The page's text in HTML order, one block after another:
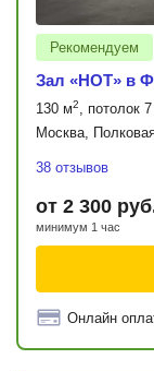
Рекомендуем
Зал «HOT» в
130 м2, потолок
Москва,
38 отзывов
от 2 300
минимум 1 час
Онлайн